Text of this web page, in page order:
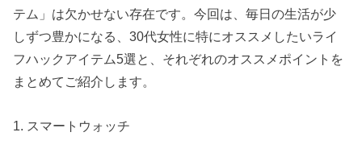
テム」は欠かせない存在です。今回は、毎日の生活が少
しずつ豊かになる、30代女性に特にオススメしたいライ
フハックアイテム5選と、それぞれのオススメポイントを
まとめてご紹介します。
1. スマートウォッチ